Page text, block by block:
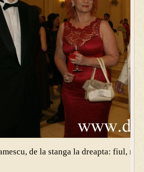
de la stanga la dreapta: fiul,